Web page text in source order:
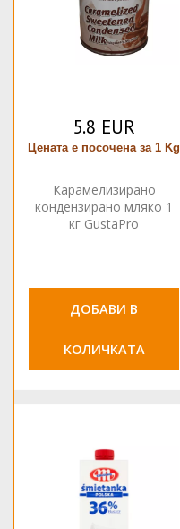
5.8 EUR
Цената е посочена за 1 Kg
Карамелизирано
кондензирано мляко 1
кг GustaPro
ДОБАВИ В
КОЛИЧКАТА